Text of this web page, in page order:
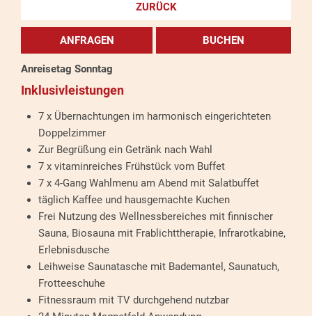
ZURÜCK
ANFRAGEN BUCHEN
Anreisetag Sonntag
Inklusivleistungen
7 x Übernachtungen im harmonisch eingerichteten
Doppelzimmer
Zur Begrüßung ein Getränk nach Wahl
7 x vitaminreiches Frühstück vom Buffet
7 x 4-Gang Wahlmenu am Abend mit Salatbuffet
täglich Kaffee und hausgemachte Kuchen
Frei Nutzung des Wellnessbereiches mit finnischer
Sauna, Biosauna mit Frablichttherapie, Infrarotkabine,
Erlebnisdusche
Leihweise Saunatasche mit Bademantel, Saunatuch,
Frotteeschuhe
Fitnessraum mit TV durchgehend nutzbar